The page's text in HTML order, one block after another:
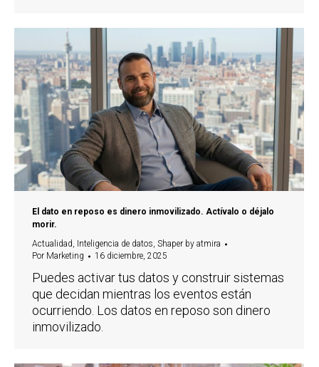
El dato en reposo es dinero inmovilizado. Actívalo o déjalo
morir.
Actualidad, Inteligencia de datos, Shaper by atmira
Por Marketing 16 diciembre, 2025
Puedes activar tus datos y construir sistemas
que decidan mientras los eventos están
ocurriendo. Los datos en reposo son dinero
inmovilizado.